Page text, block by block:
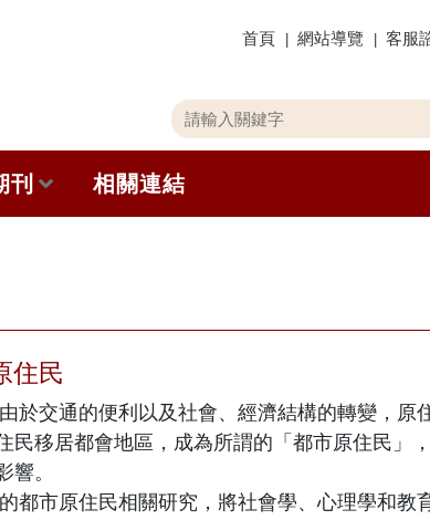
首頁
網站導覽 客服
關
鍵
搜
請
輸
關
刊 相關連結
住民
於交通的便利以及社會、經濟結構的轉變，原
民移居都會地區，成為所謂的「都市原住民」
響。
都市原住民相關研究，將社會學、心理學和教